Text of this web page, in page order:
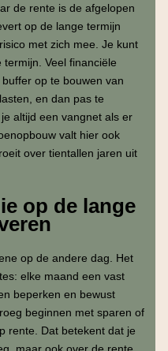
de rente is de afgelopen
op de lange termijn
met zich mee. Je kunt
Veel financiële
op te bouwen van
en dan pas te
altijd een vangnet als er
valt hier ook
over tientallen jaren uit
op de lange
op de andere dag. Het
elke maand een vast
beperken en bewust
beginnen met sparen of
rente. Dat betekent dat je
maar ook over de rente